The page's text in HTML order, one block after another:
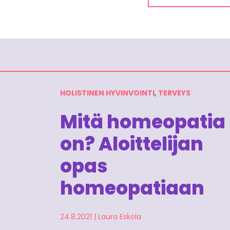
HOLISTINEN HYVINVOINTI, TERVEYS
Mitä homeopatia
on? Aloittelijan
opas
homeopatiaan
24.8.2021 | Laura Eskola